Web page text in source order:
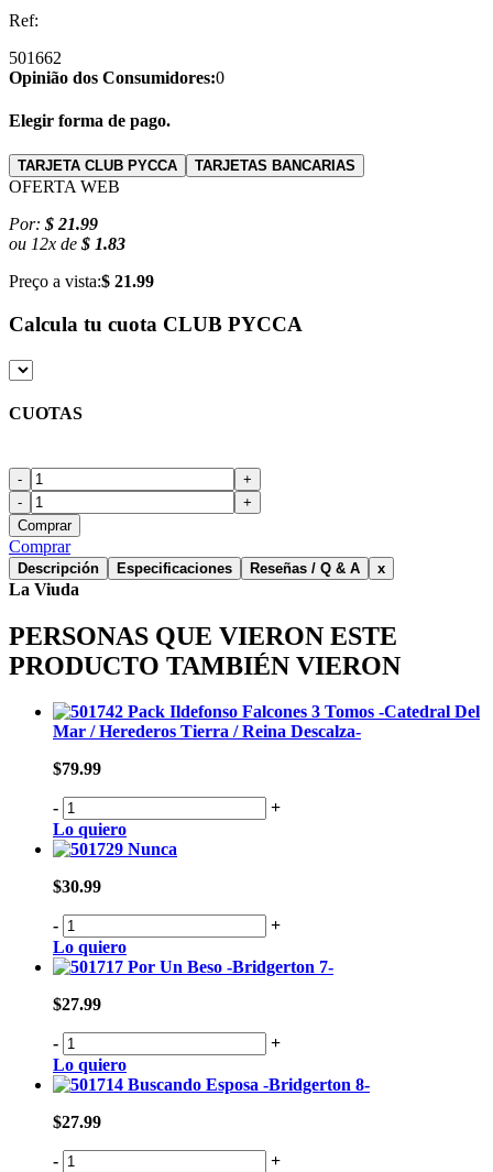
Ref:
501662
Opinião dos Consumidores:0
Elegir forma de pago.
TARJETA CLUB PYCCA TARJETAS BANCARIAS
OFERTA WEB
Por: $ 21.99
ou 12x de $ 1.83
Preço a vista:$ 21.99
Calcula tu cuota CLUB PYCCA
CUOTAS
-
+
-
+
Comprar
Comprar
Descripción Especificaciones Reseñas / Q & A x
La Viuda
PERSONAS QUE VIERON ESTE
PRODUCTO TAMBIÉN VIERON
Pack Ildefonso Falcones 3 Tomos -Catedral Del
Mar / Herederos Tierra / Reina Descalza-
$79.99
-
+
Lo quiero
Nunca
$30.99
-
+
Lo quiero
Por Un Beso -Bridgerton 7-
$27.99
-
+
Lo quiero
Buscando Esposa -Bridgerton 8-
$27.99
-
+